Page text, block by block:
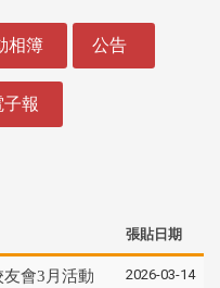
相簿 公告
子報
張貼日期
會3月活動
2026-03-14